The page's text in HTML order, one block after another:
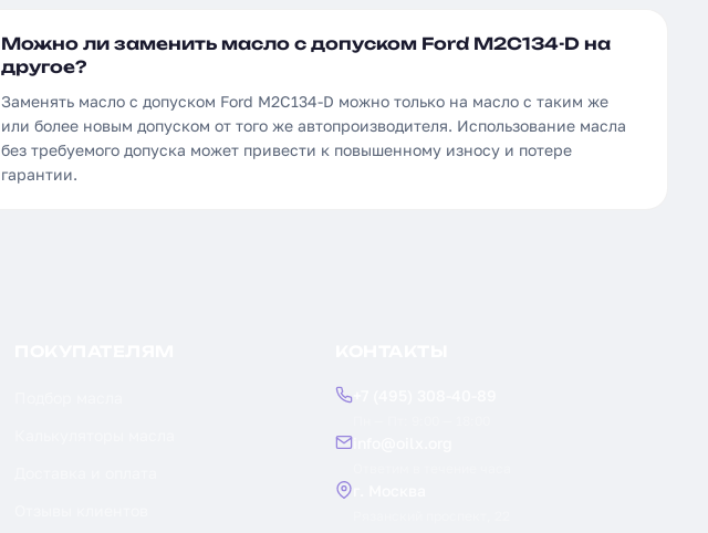
Можно ли заменить масло с допуском Ford M2C134-D на
другое?
Заменять масло с допуском Ford M2C134-D можно только на масло с таким же
или более новым допуском от того же автопроизводителя. Использование масла
без требуемого допуска может привести к повышенному износу и потере
гарантии.